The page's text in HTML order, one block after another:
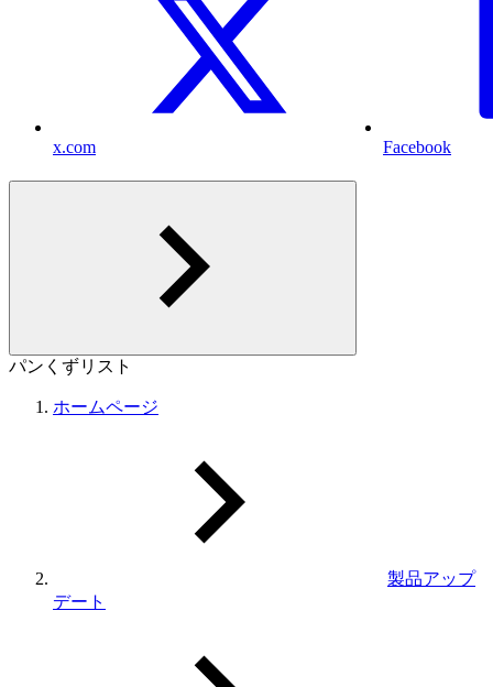
x.com Facebook
パンくずリスト
ホームページ
製品アップ
デート